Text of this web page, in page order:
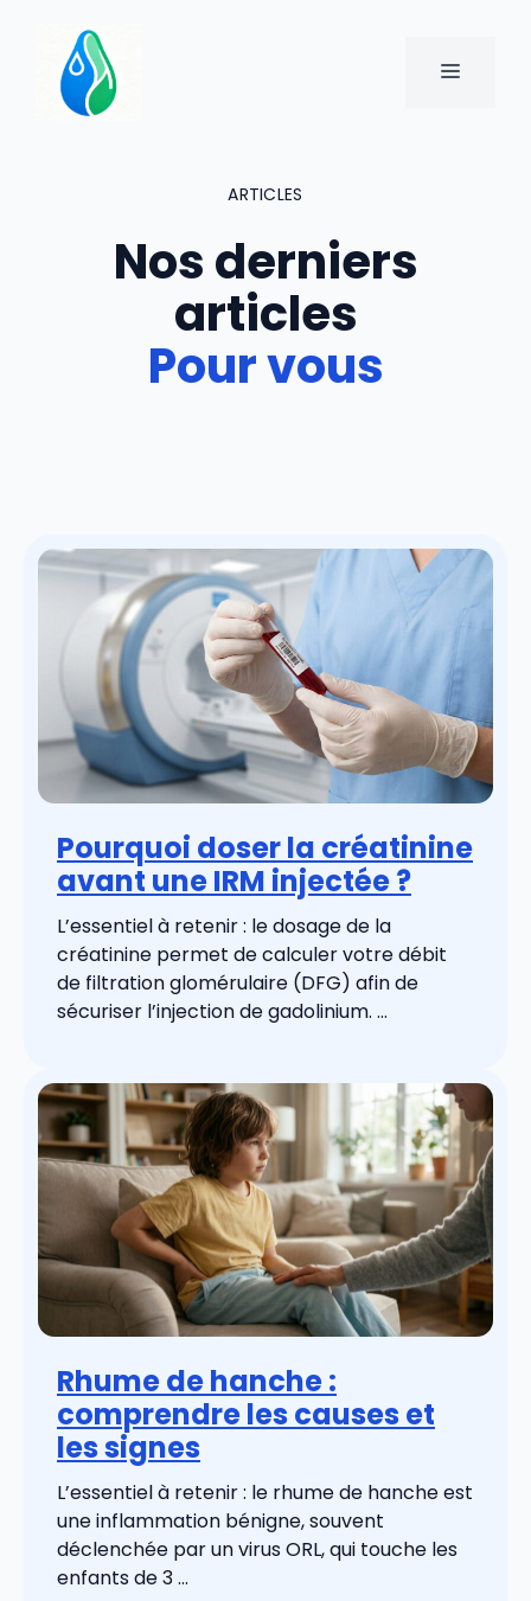
contenu
MENU
ARTICLES
Nos derniers
articles
Pour vous
Pourquoi doser la créatinine
avant une IRM injectée ?
L’essentiel à retenir : le dosage de la
créatinine permet de calculer votre débit
de filtration glomérulaire (DFG) afin de
sécuriser l’injection de gadolinium. ...
Rhume de hanche :
comprendre les causes et
les signes
L’essentiel à retenir : le rhume de hanche est
une inflammation bénigne, souvent
déclenchée par un virus ORL, qui touche les
enfants de 3 ...